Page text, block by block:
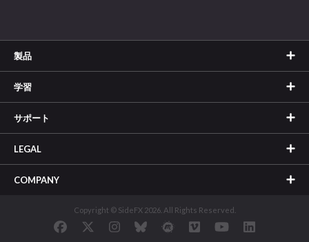
製品
学習
サポート
LEGAL
COMPANY
Copyright © SideFX 2026. All Rights Reserved.